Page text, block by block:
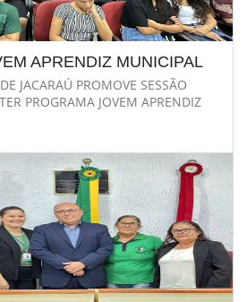
APRENDIZ MUNICIPAL
JACARAÚ PROMOVE SESSÃO
PROGRAMA JOVEM APRENDIZ